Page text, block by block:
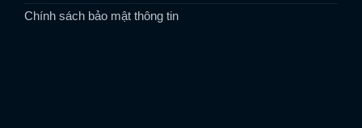
Chính sách bảo mật thông tin